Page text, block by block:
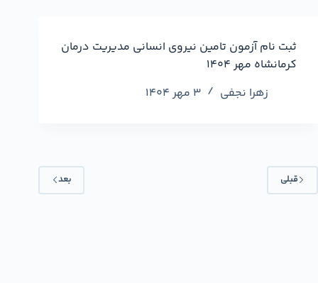
ثبت نام آزمون تامین نیروی انسانی مدیریت درمان
کرمانشاه مهر ۱۴۰۴
زهرا نجفی
3 مهر 1404
قبلی بعد